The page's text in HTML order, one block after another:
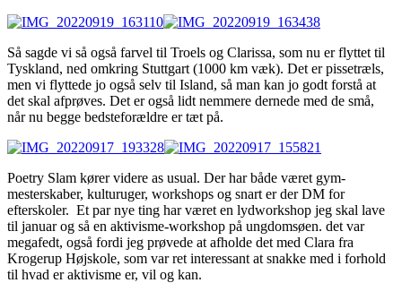
Så sagde vi så også farvel til Troels og Clarissa, som nu er flyttet til
Tyskland, ned omkring Stuttgart (1000 km væk). Det er pissetræls,
men vi flyttede jo også selv til Island, så man kan jo godt forstå at
det skal afprøves. Det er også lidt nemmere dernede med de små,
når nu begge bedsteforældre er tæt på.
Poetry Slam kører videre as usual. Der har både været gym-
mesterskaber, kulturuger, workshops og snart er der DM for
efterskoler. Et par nye ting har været en lydworkshop jeg skal lave
til januar og så en aktivisme-workshop på ungdomsøen. det var
megafedt, også fordi jeg prøvede at afholde det med Clara fra
Krogerup Højskole, som var ret interessant at snakke med i forhold
til hvad er aktivisme er, vil og kan.